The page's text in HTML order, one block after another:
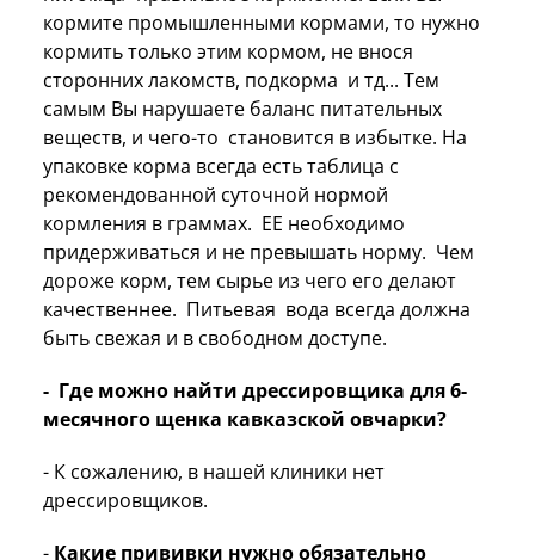
кормите промышленными кормами, то нужно
кормить только этим кормом, не внося
сторонних лакомств, подкорма и тд... Тем
самым Вы нарушаете баланс питательных
веществ, и чего-то становится в избытке. На
упаковке корма всегда есть таблица с
рекомендованной суточной нормой
кормления в граммах. ЕЕ необходимо
придерживаться и не превышать норму. Чем
дороже корм, тем сырье из чего его делают
качественнее. Питьевая вода всегда должна
быть свежая и в свободном доступе.
- Где можно найти дрессировщика для 6-
месячного щенка кавказской овчарки?
- К сожалению, в нашей клиники нет
дрессировщиков.
- Какие прививки нужно обязательно